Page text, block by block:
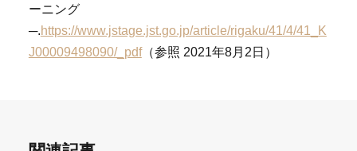
ーニング
─. https://www.jstage.jst.go.jp/article/rigaku/41/4/41_K
J00009498090/_pdf（参照 2021年8月2日）